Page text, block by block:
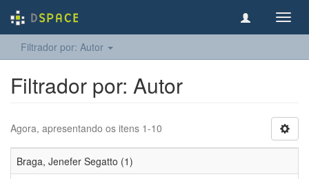
Filtrador por: Autor
Filtrador por: Autor
Agora, apresentando os itens 1-10
Braga, Jenefer Segatto (1)